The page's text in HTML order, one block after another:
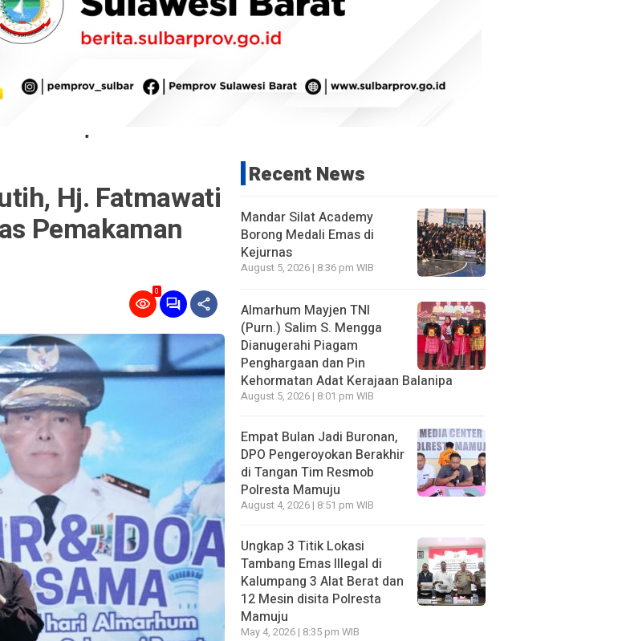
"
Hj. Fatmawati
Pemakaman
0
Recent News
Mandar Silat Academy
Borong Medali Emas di
Kejurnas
August 5, 2026 | 8:36 pm WIB
Almarhum Mayjen TNI
(Purn.) Salim S. Mengga
Dianugerahi Piagam
Penghargaan dan Pin
Kehormatan Adat Kerajaan Balanipa
August 5, 2026 | 8:01 pm WIB
Empat Bulan Jadi Buronan,
DPO Pengeroyokan Berakhir
di Tangan Tim Resmob
Polresta Mamuju
August 4, 2026 | 8:51 pm WIB
Ungkap 3 Titik Lokasi
Tambang Emas Illegal di
Kalumpang 3 Alat Berat dan
12 Mesin disita Polresta
Mamuju
May 4, 2026 | 8:35 pm WIB